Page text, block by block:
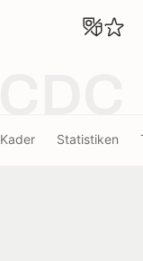
Kader Statistiken